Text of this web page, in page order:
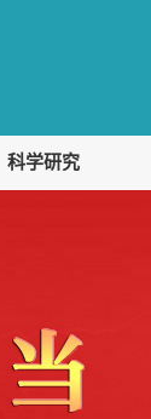
科学研究